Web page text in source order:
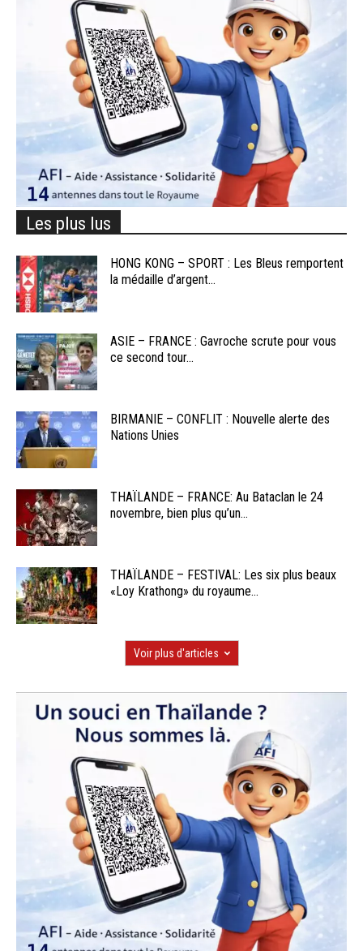
Les plus lus
HONG KONG – SPORT : Les Bleus remportent
la médaille d’argent...
ASIE – FRANCE : Gavroche scrute pour vous
ce second tour...
BIRMANIE – CONFLIT : Nouvelle alerte des
Nations Unies
THAÏLANDE – FRANCE: Au Bataclan le 24
novembre, bien plus qu’un...
THAÏLANDE – FESTIVAL: Les six plus beaux
«Loy Krathong» du royaume...
Voir plus d'articles